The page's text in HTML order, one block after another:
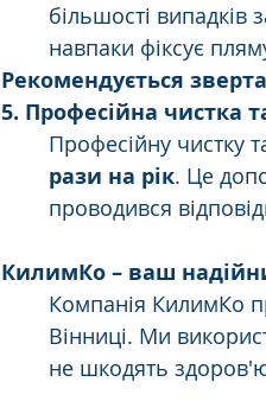
більшості випадків
навпаки фіксує
Рекомендується
5. Професійна чистка
Професійну чистку
рази на рік. Це
проводився
КилимКо – ваш
Компанія КилимКо
Вінниці. Ми
не шкодять